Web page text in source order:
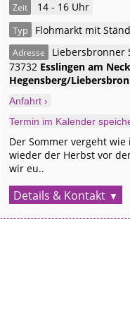
Zeit 14 - 16 Uhr
Typ Flohmarkt mit
Adresse Liebersbronner
73732 Esslingen am
Hegensberg/
Anfahrt ›
Termin im Kalender
Der Sommer vergeht
wieder der Herbst vor
wir eu..
Details & Kontakt